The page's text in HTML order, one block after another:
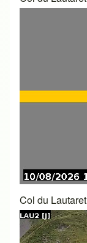
Col du Lautaret